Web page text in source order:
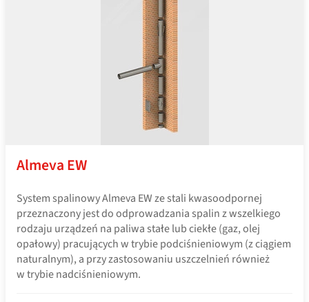
Almeva EW
System spalinowy Almeva EW ze stali kwasoodpornej
przeznaczony jest do odprowadzania spalin z wszelkiego
rodzaju urządzeń na paliwa stałe lub ciekłe (gaz, olej
opałowy) pracujących w trybie podciśnieniowym (z ciągiem
naturalnym), a przy zastosowaniu uszczelnień również
w trybie nadciśnieniowym.